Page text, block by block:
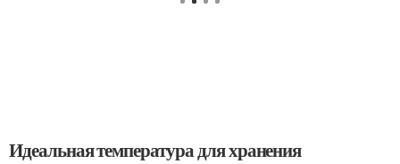
Идеальная температура для хранения